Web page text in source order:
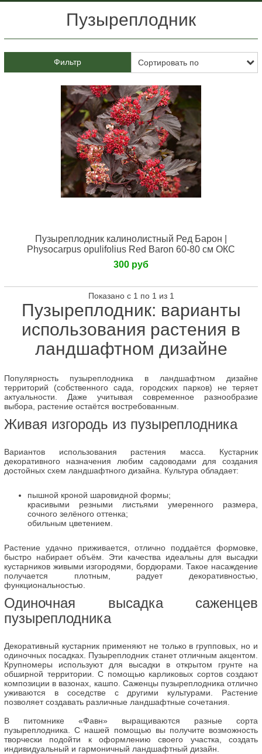
Пузыреплодник
Фильтр
Пузыреплодник калинолистный Ред Барон |
Physocarpus opulifolius Red Baron 60-80 см ОКС
300 руб
Показано с 1 по 1 из 1
Пузыреплодник: варианты
использования растения в
ландшафтном дизайне
Популярность пузыреплодника в ландшафтном дизайне
территорий (собственного сада, городских парков) не теряет
актуальности. Даже учитывая современное разнообразие
выбора, растение остаётся востребованным.
Живая изгородь из пузыреплодника
Вариантов использования растения масса. Кустарник
декоративного назначения любим садоводами для создания
достойных схем ландшафтного дизайна. Культура обладает:
пышной кроной шаровидной формы;
красивыми резными листьями умеренного размера,
сочного зелёного оттенка;
обильным цветением.
Растение удачно приживается, отлично поддаётся формовке,
быстро набирает объём. Эти качества идеальны для высадки
кустарников живыми изгородями, бордюрами. Такое насаждение
получается плотным, радует декоративностью,
функциональностью.
Одиночная высадка саженцев
пузыреплодника
Декоративный кустарник применяют не только в групповых, но и
одиночных посадках. Пузыреплодник станет отличным акцентом.
Крупномеры используют для высадки в открытом грунте на
обширной территории. С помощью карликовых сортов создают
композиции в вазонах, кашпо. Саженцы пузыреплодника отлично
уживаются в соседстве с другими культурами. Растение
позволяет создавать различные ландшафтные сочетания.
В питомнике «Фавн» выращиваются разные сорта
пузыреплодника. С нашей помощью вы получите возможность
творчески подойти к оформлению своего участка, создать
индивидуальный и гармоничный ландшафтный дизайн.